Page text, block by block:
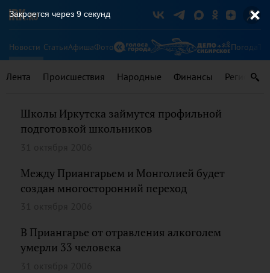
Новости СтатьиАфишаФото Погода
Лента Происшествия Народные Финансы Регионы
Школы Иркутска займутся профильной
подготовкой школьников
Между Приангарьем и Монголией будет
создан многосторонний переход
В Приангарье от отравления алкоголем
умерли 33 человека
Закроется через 9 секунд